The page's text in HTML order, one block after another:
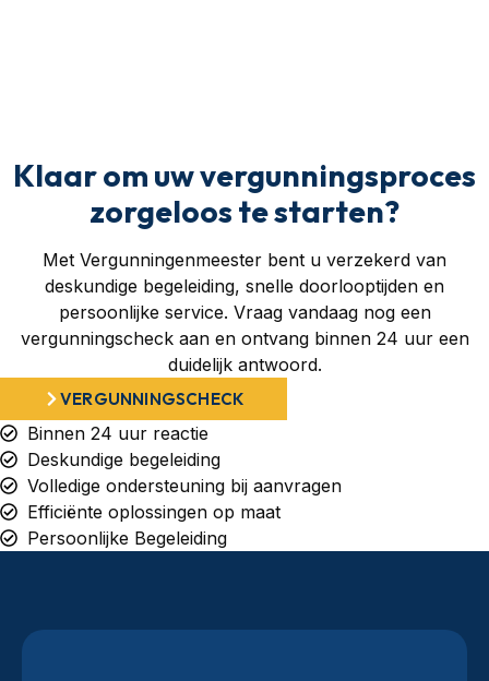
Klaar om uw vergunningsproces
zorgeloos te starten?
Met Vergunningenmeester bent u verzekerd van
deskundige begeleiding, snelle doorlooptijden en
persoonlijke service. Vraag vandaag nog een
vergunningscheck aan en ontvang binnen 24 uur een
duidelijk antwoord.
VERGUNNINGSCHECK
Binnen 24 uur reactie
Deskundige begeleiding
Volledige ondersteuning bij aanvragen
Efficiënte oplossingen op maat
Persoonlijke Begeleiding